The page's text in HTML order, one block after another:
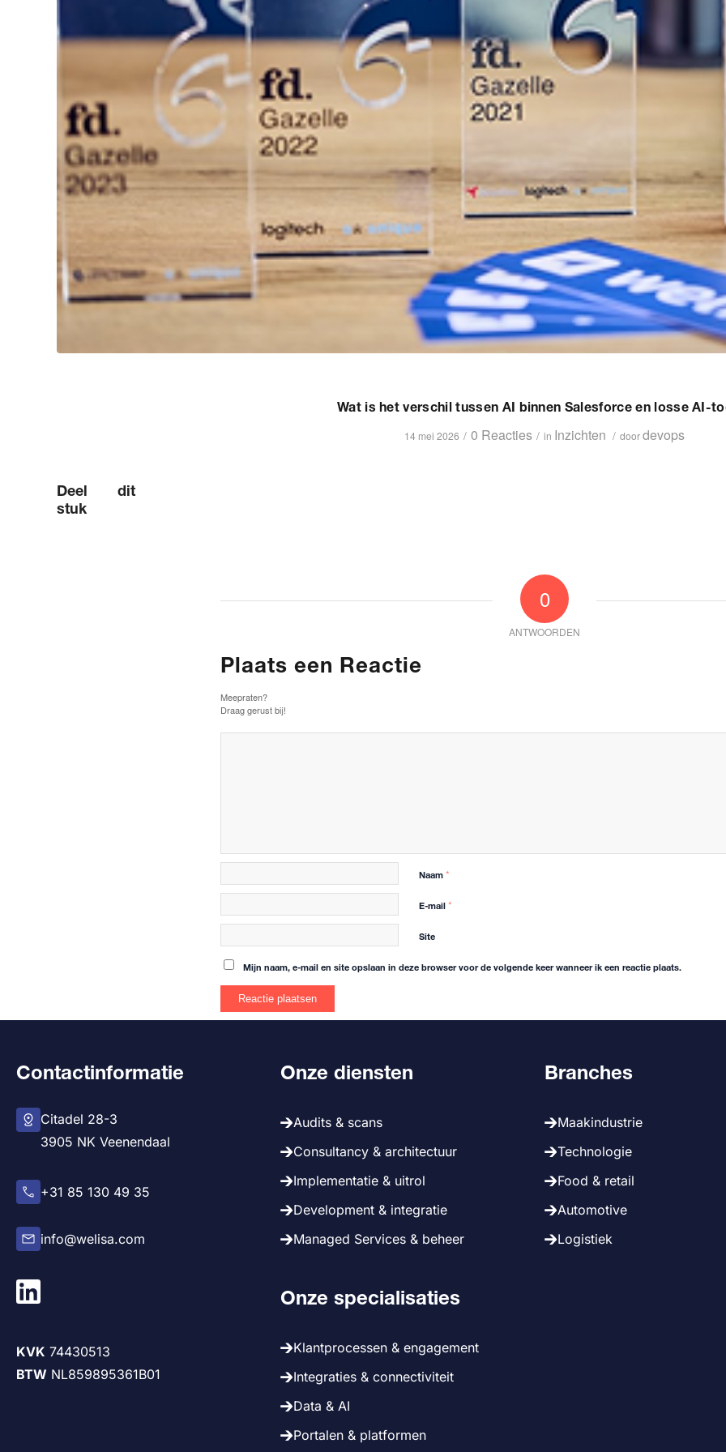
Wat is het verschil tussen AI binnen Salesforce en losse AI-
14 mei 2026 / 0 Reacties / in Inzichten / doordevops
Deel dit
stuk
0
ANTWOORDEN
Plaats een Reactie
Meepraten?
Draag gerust bij!
Naam *
E-mail *
Site
Mijn naam, e-mail en site opslaan in deze browser voor de volgende keer wanneer ik een reactie plaats.
Contactinformatie
Citadel 28-3
3905 NK Veenendaal
+31 85 130 49 35
info@welisa.com
KVK 74430513
BTW NL859895361B01
Onze diensten
Audits & scans
Consultancy & architectuur
Implementatie & uitrol
Development & integratie
Managed Services & beheer
Onze specialisaties
Klantprocessen & engagement
Integraties & connectiviteit
Data & AI
Portalen & platformen
Branches
Maakindustrie
Technologie
Food & retail
Automotive
Logistiek